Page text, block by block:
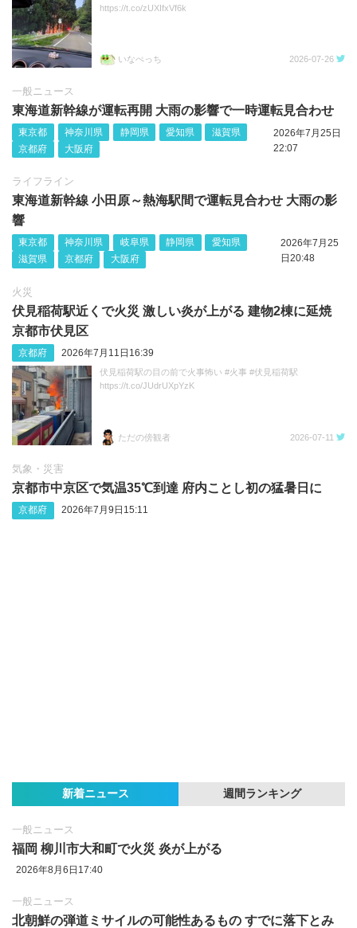
https://t.co/zUXIfxVf6k
いなぺっち 2026-07-26
一般ニュース
東海道新幹線が運転再開 大雨の影響で一時運転見合わせ
東京都 神奈川県 静岡県 愛知県
滋賀県
京都府
大阪府
2026年7月25日
22:07
ライフライン
東海道新幹線 小田原～熱海駅間で運転見合わせ 大雨の影
響
東京都 神奈川県 岐阜県 静岡県
愛知県
滋賀県
京都府 大阪府
2026年7月25
日20:48
火災
伏見稲荷駅近くで火災 激しい炎が上がる 建物2棟に延焼
京都市伏見区
京都府 2026年7月11日16:39
伏見稲荷駅の目の前で火事怖い #火事 #伏見稲荷駅
https://t.co/JUdrUXpYzK
ただの傍観者 2026-07-11
気象・災害
京都市中京区で気温35℃到達 府内ことし初の猛暑日に
京都府 2026年7月9日15:11
新着ニュース 週間ランキング
一般ニュース
福岡 柳川市大和町で火災 炎が上がる
2026年8月6日17:40
一般ニュース
北朝鮮の弾道ミサイルの可能性あるもの すでに落下とみ